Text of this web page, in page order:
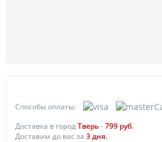
Способы оплаты:
Доставка в городТверь-799 руб.
Доставим до вас за 3дня.